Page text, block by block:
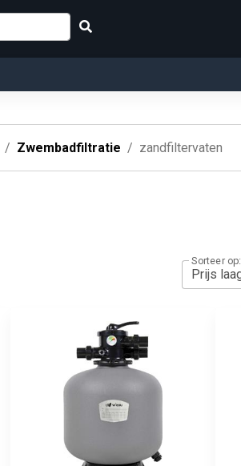
Zwembadfiltratie zandfiltervaten
Sorteer op: